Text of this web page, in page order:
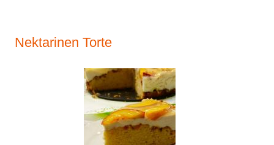
Nektarinen Torte